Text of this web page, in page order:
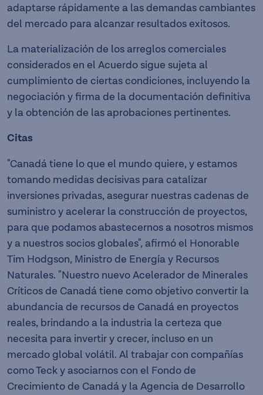
adaptarse rápidamente a las demandas cambiantes
del mercado para alcanzar resultados exitosos.
La materialización de los arreglos comerciales
considerados en el Acuerdo sigue sujeta al
cumplimiento de ciertas condiciones, incluyendo la
negociación y firma de la documentación definitiva
y la obtención de las aprobaciones pertinentes.
Citas
"Canadá tiene lo que el mundo quiere, y estamos
tomando medidas decisivas para catalizar
inversiones privadas, asegurar nuestras cadenas de
suministro y acelerar la construcción de proyectos,
para que podamos abastecernos a nosotros mismos
y a nuestros socios globales", afirmó el Honorable
Tim Hodgson, Ministro de Energía y Recursos
Naturales. "Nuestro nuevo Acelerador de Minerales
Críticos de Canadá tiene como objetivo convertir la
abundancia de recursos de Canadá en proyectos
reales, brindando a la industria la certeza que
necesita para invertir y crecer, incluso en un
mercado global volátil. Al trabajar con compañías
como Teck y asociarnos con el Fondo de
Crecimiento de Canadá y la Agencia de Desarrollo